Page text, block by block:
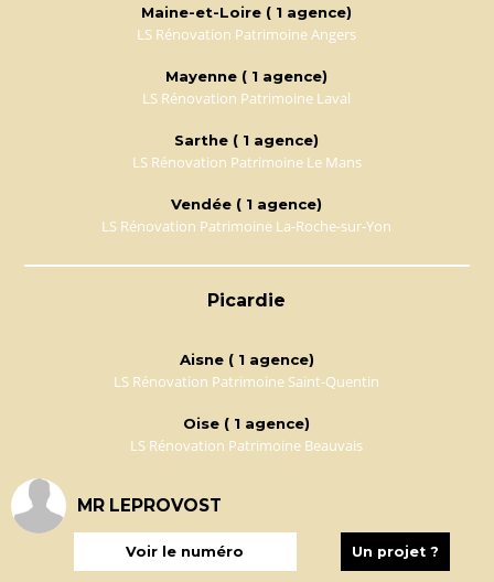
MR LEPROVOST
Voir le numéro Un projet ?
Maine-et-Loire ( 1 agence)
LS Rénovation Patrimoine Angers
Mayenne ( 1 agence)
LS Rénovation Patrimoine Laval
Sarthe ( 1 agence)
LS Rénovation Patrimoine Le Mans
Vendée ( 1 agence)
LS Rénovation Patrimoine La-Roche-sur-Yon
Picardie
Aisne ( 1 agence)
LS Rénovation Patrimoine Saint-Quentin
Oise ( 1 agence)
LS Rénovation Patrimoine Beauvais
LS Rénovation Patrimoine Amiens